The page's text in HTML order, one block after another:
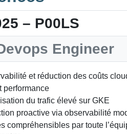
– P00LS
Engineer
et réduction des coûts
performance
du trafic élevé sur GKE
proactive via observabilité
compréhensibles par toute